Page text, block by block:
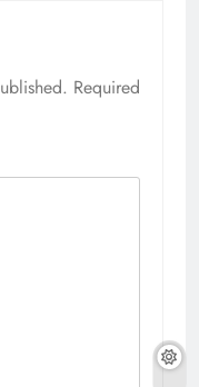
Required